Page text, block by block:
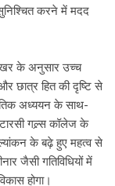
सुनिश्चित करने में मदद
के अनुसार उच्च
और छात्र हित की दृष्टि से
अध्ययन के साथ-
गल्र्स कॉलेज के
के बढ़े हुए महत्व से
जैसी गतिविधियों में
होगा।